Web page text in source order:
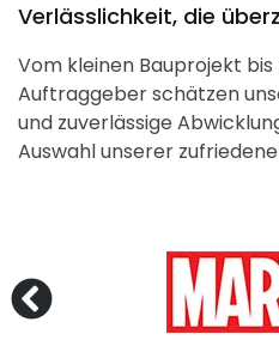
Verlässlichkeit, die
Vom kleinen Bauprojekt
Auftraggeber schätzen
und zuverlässige
Auswahl unserer